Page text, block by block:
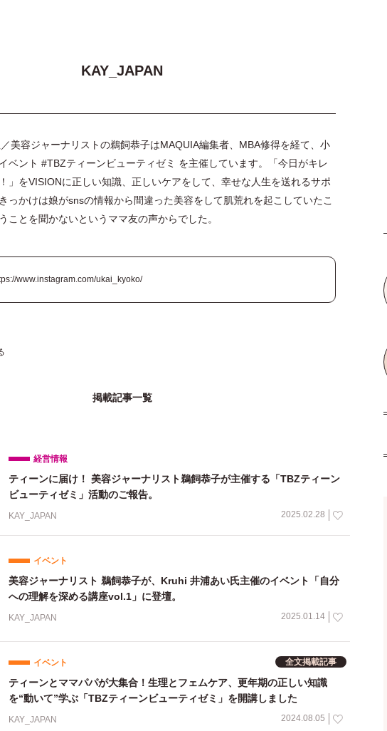
KAY_JAPAN
美容ジャーナリストの鵜飼恭子はMAQUIA編集者、MBA修得を経て、小
ベント #TBZティーンビューティゼミ を主催しています。「今日がキレ
」をVISIONに正しい知識、正しいケアをして、幸せな人生を送れるサポ
っかけは娘がsnsの情報から間違った美容をして肌荒れを起こしていたこ
ことを聞かないというママ友の声からでした。
www.instagram.com/ukai_kyoko/
掲載記事一覧
経営情報
ティーンに届け！ 美容ジャーナリスト鵜飼恭子が主催する「TBZティーン
ビューティゼミ」活動のご報告。
KAY_JAPAN 2025.02.28
イベント
美容ジャーナリスト 鵜飼恭子が、Kruhi 井浦あい氏主催のイベント「自分
への理解を深める講座vol.1」に登壇。
KAY_JAPAN 2025.01.14
イベント 全文掲載記事
ティーンとママパパが大集合！生理とフェムケア、更年期の正しい知識
を“動いて”学ぶ「TBZティーンビューティゼミ」を開講しました
KAY_JAPAN 2024.08.05